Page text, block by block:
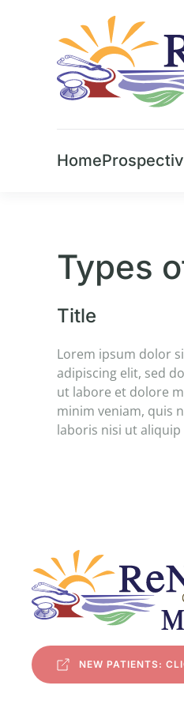
Skip to main content
Home
Types
Title
Lorem ipsum dolor
adipiscing elit, sed
ut labore et dolore
minim veniam, quis
laboris nisi ut
NEW PATIENTS: